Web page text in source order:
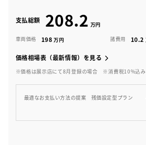
支払総額 208.2
車両価格 198 諸費用 10.2
価格相場表（最新情報）を見る
※価格は展示店にて8月登録の場合 ※消費税10%込み
最適なお支払い方法の提案 残価設定型プラン